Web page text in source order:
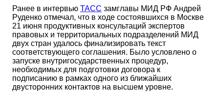
Ранее в интервью ТАСС замглавы МИД РФ Андрей
Руденко отмечал, что в ходе состоявшихся в Москве
21 июня продуктивных консультаций экспертов
правовых и территориальных подразделений МИД
двух стран удалось финализировать текст
соответствующего соглашения. Было условлено о
запуске внутригосударственных процедур,
необходимых для подготовки договора к
подписанию в рамках одного из ближайших
двусторонних контактов на высшем уровне.